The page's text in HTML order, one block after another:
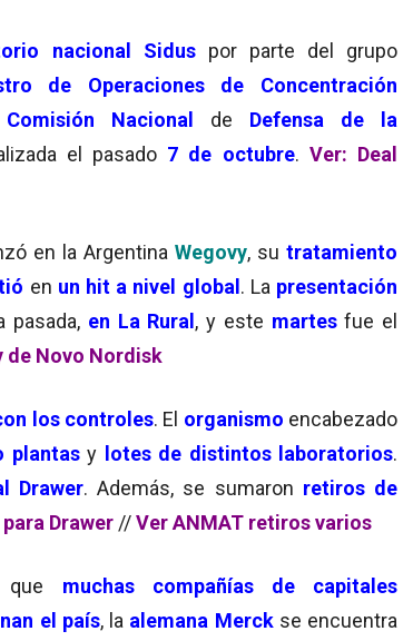
nacional Siduspor parte del grupo
de Operaciones de Concentración
Comisión Nacional de Defensa de la
el pasado 7 de octubre. Ver: Deal
en la Argentina Wegovy, su tratamiento
en un hit a nivel global. La presentación
pasada, en La Rural, y este martesfue el
de Novo Nordisk
los controles. El organismo encabezado
plantasy lotes de distintos laboratorios.
Drawer. Además, se sumaron retiros de
Drawer //Ver ANMAT retiros varios
muchas compañías de capitales
el país, la alemana Merckse encuentra